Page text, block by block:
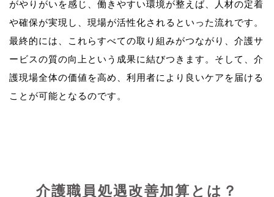
がやりがいを感じ、働きやすい環境が整えば、人材の定着
や確保が実現し、現場が活性化されるといった流れです。
最終的には、これらすべての取り組みがつながり、介護サ
ービスの質の向上という成果に結びつきます。そして、介
護現場全体の価値を高め、利用者により良いケアを届ける
介護職員処遇改善加算とは？